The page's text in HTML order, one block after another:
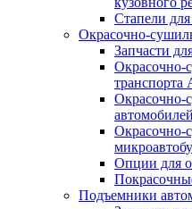
Стапели
Окрасочно-
Запчасти
Окрасочно-
транспорта
Окрасочно-
Окрасочно-
Опции для
Подъемники